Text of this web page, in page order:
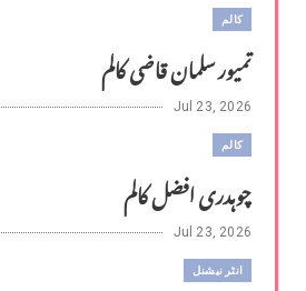
کالم
تمیور سلمان قاضی کالم
Jul 23, 2026
کالم
چوہدری افضل کالم
Jul 23, 2026
انٹر نیشنل